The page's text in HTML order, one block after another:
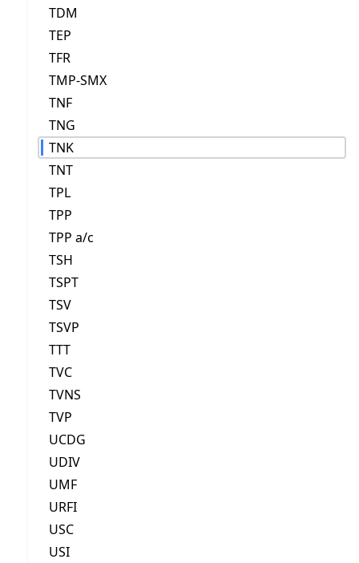
TDM
TEP
TFR
TMP-SMX
TNF
TNG
TNK
TNT
TPL
TPP
TPP a/c
TSH
TSPT
TSV
TSVP
TTT
TVC
TVNS
TVP
UCDG
UDIV
UMF
URFI
USC
USI